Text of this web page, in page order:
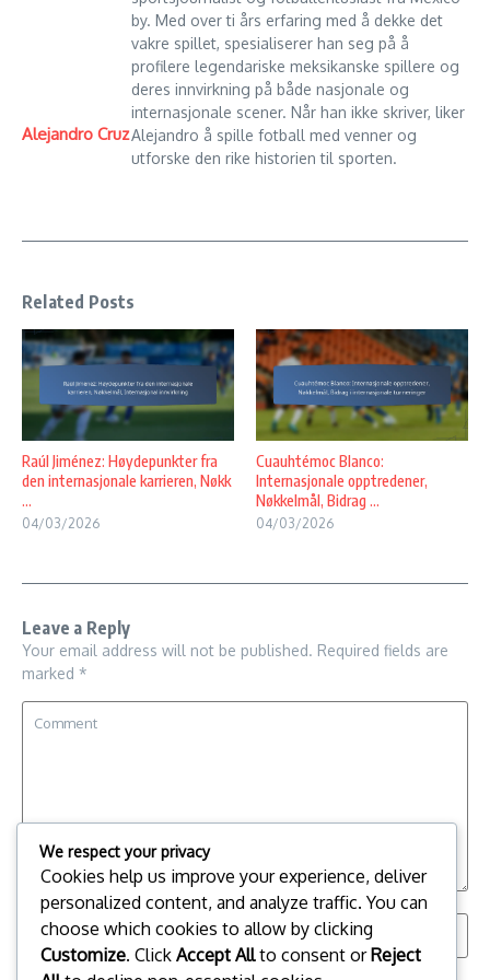
Alejandro Cruz
by. Med over ti års erfaring med å dekke det
vakre spillet, spesialiserer han seg på å
profilere legendariske meksikanske spillere og
deres innvirkning på både nasjonale og
internasjonale scener. Når han ikke skriver, liker
Alejandro å spille fotball med venner og
utforske den rike historien til sporten.
Related Posts
Raúl Jiménez: Høydepunkter fra
den internasjonale karrieren, Nøkk
...
04/03/2026
Cuauhtémoc Blanco:
Internasjonale opptredener,
Nøkkelmål, Bidrag ...
04/03/2026
Leave a Reply
Your email address will not be published. Required fields are
marked *
We respect your privacy
Cookies help us improve your experience, deliver
personalized content, and analyze traffic. You can
choose which cookies to allow by clicking
Customize. Click Accept Allto consent orReject